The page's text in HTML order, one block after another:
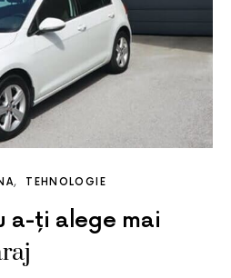
TEHNOLOGIE
a-ți alege mai